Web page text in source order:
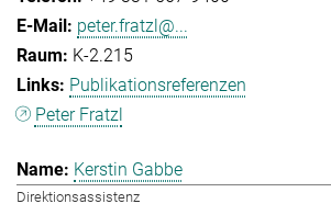
peter.fratzl@...
K-2.215
Publikationsreferenzen
Peter Fratzl
Kerstin Gabbe
Direktionsassistenz